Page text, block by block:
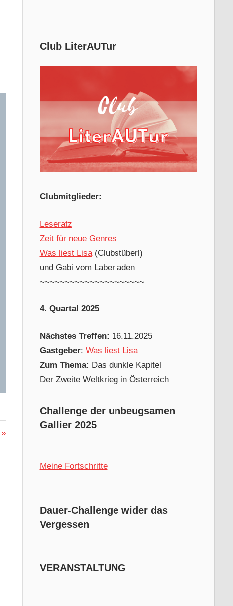
Club LiterAUTur
Clubmitglieder:
Leseratz
Zeit für neue Genres
Was liest Lisa(Clubstüberl)
und Gabi vom Laberladen
~~~~~~~~~~~~~~~~~~~~~
4. Quartal 2025
Nächstes Treffen: 16.11.2025
Gastgeber: Was liest Lisa
Zum Thema: Das dunkle Kapitel
Der Zweite Weltkrieg in Österreich
Challenge der unbeugsamen
Gallier 2025
Meine Fortschritte
Dauer-Challenge wider das
Vergessen
VERANSTALTUNG